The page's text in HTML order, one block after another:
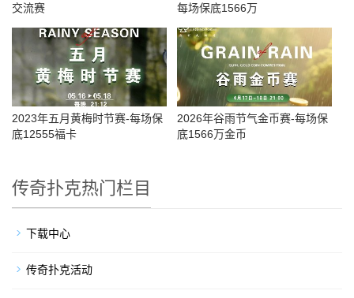
交流赛
每场保底1566万
2023年五月黄梅时节赛-每场保
底12555福卡
2026年谷雨节气金币赛-每场保
底1566万金币
传奇扑克热门栏目
下载中心
传奇扑克活动